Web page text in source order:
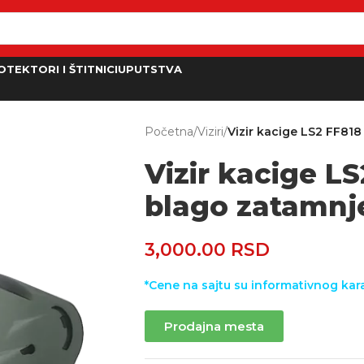
I ŠTITNICIUPUTSTVA
Početna/Viziri/Vizir kacige LS2
Vizir kacige
blago
3,000.00 RSD
*Cene na sajtu su informativnog
Prodajna mesta